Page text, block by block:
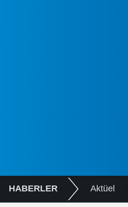
HABERLER Aktüel